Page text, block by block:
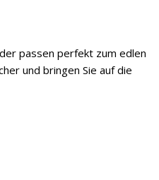
passen perfekt zum edlen
und bringen Sie auf die